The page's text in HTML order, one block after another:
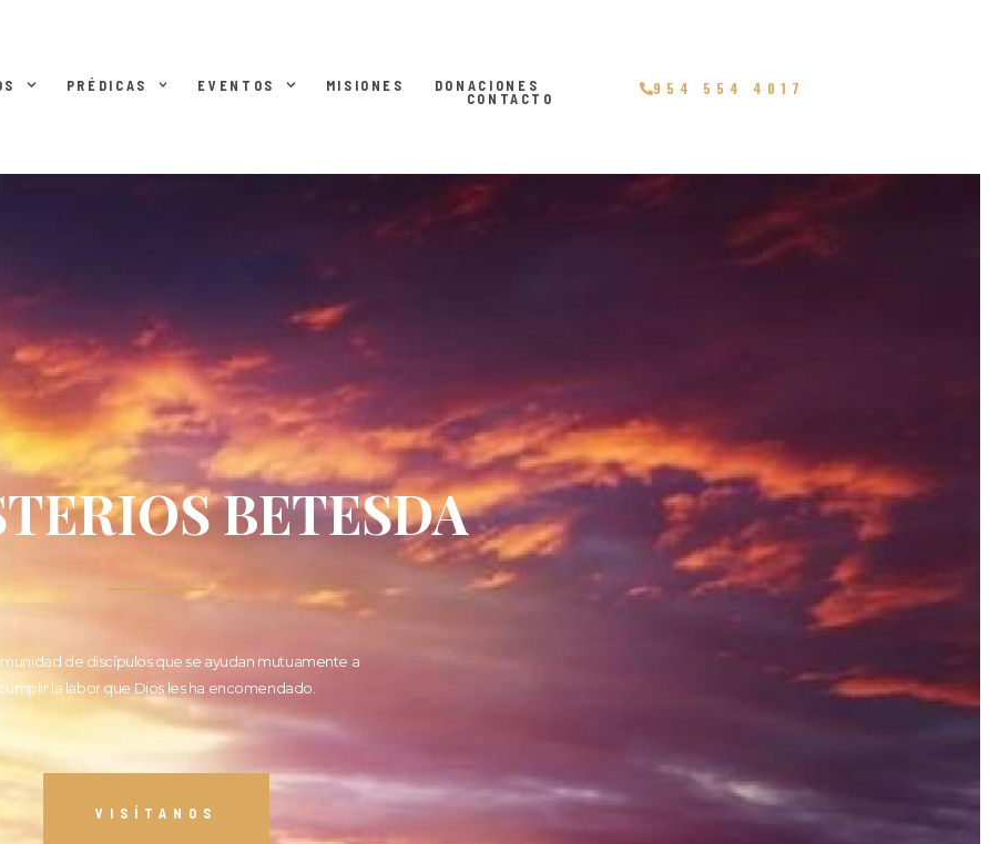
PRÉDICAS EVENTOS MISIONES
DONACIONES
CONTACTO
954 554 4017
BETESDA
de discípulos que se ayudan mutuamente a
la labor que Dios les ha encomendado.
VISÍTANOS